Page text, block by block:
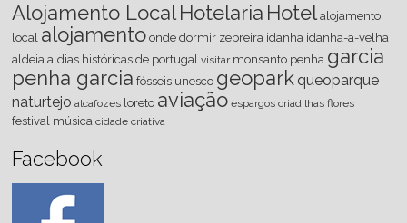
Alojamento LocalHotelaria Hotel alojamento
local alojamento onde dormir zebreira idanha idanha-a-velha
aldeia aldias históricas de portugal visitar monsanto penha garcia
penha garcia fósseis unesco geopark queoparque
naturtejo alcafozes loreto aviação espargos criadilhas flores
festival música cidade criativa
Facebook